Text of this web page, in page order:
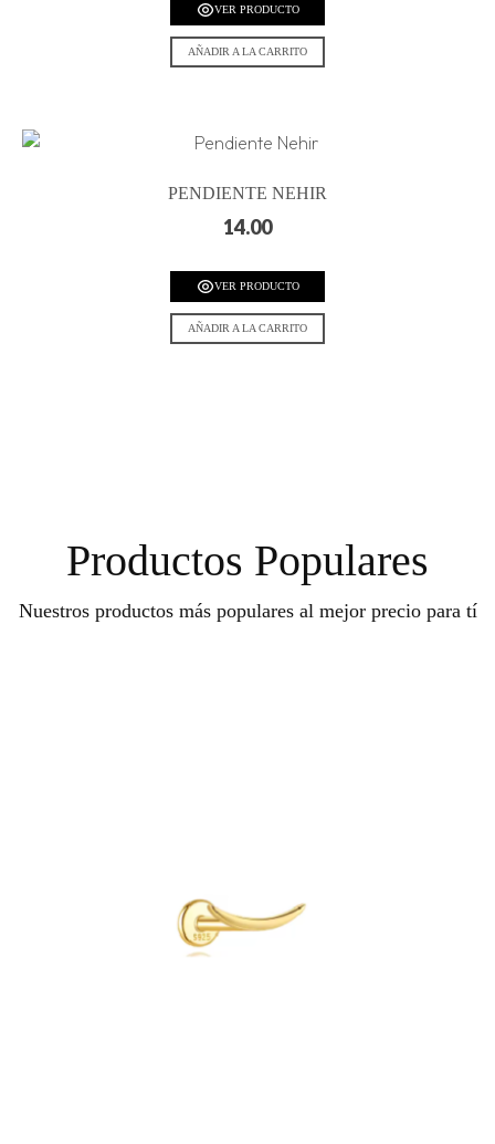
VER PRODUCTO
AÑADIR A LA CARRITO
PENDIENTE NEHIR
14.00
VER PRODUCTO
AÑADIR A LA CARRITO
Productos Populares
Nuestros productos más populares al mejor precio para tí